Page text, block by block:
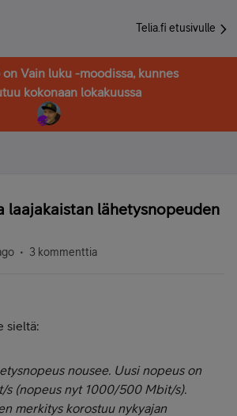
Telia.fi etusivulle
Vain luku -moodissa, kunnes
kokonaan lokakuussa
laajakaistan lähetysnopeuden
3 kommenttia
sieltä:
nousee. Uusi nopeus on
s (nopeus nyt 1000/500 Mbit/s).
merkitys korostuu nykyajan